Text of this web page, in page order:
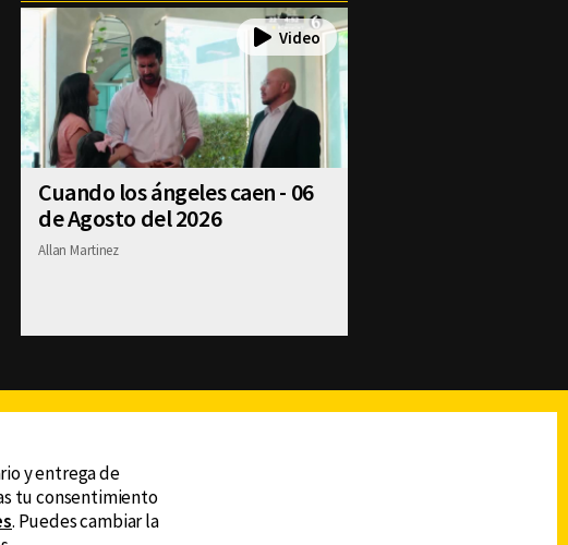
Cuando los ángeles caen - 06
de Agosto del 2026
Allan Martinez
y entrega de
tu consentimiento
. Puedes cambiar la